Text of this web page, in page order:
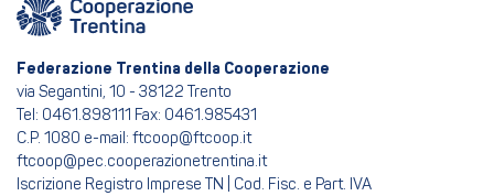
Federazione Trentina della Cooperazione
via Segantini, 10 - 38122 Trento
Tel: 0461.898111 Fax: 0461.985431
C.P. 1080 e-mail: ftcoop@ftcoop.it
ftcoop@pec.cooperazionetrentina.it
Iscrizione Registro Imprese TN | Cod. Fisc. e Part. IVA